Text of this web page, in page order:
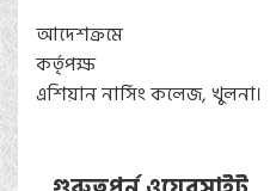
আদেশক্রমে
কর্তৃপক্ষ
এশিয়ান নার্সিং কলেজ, খুলনা।